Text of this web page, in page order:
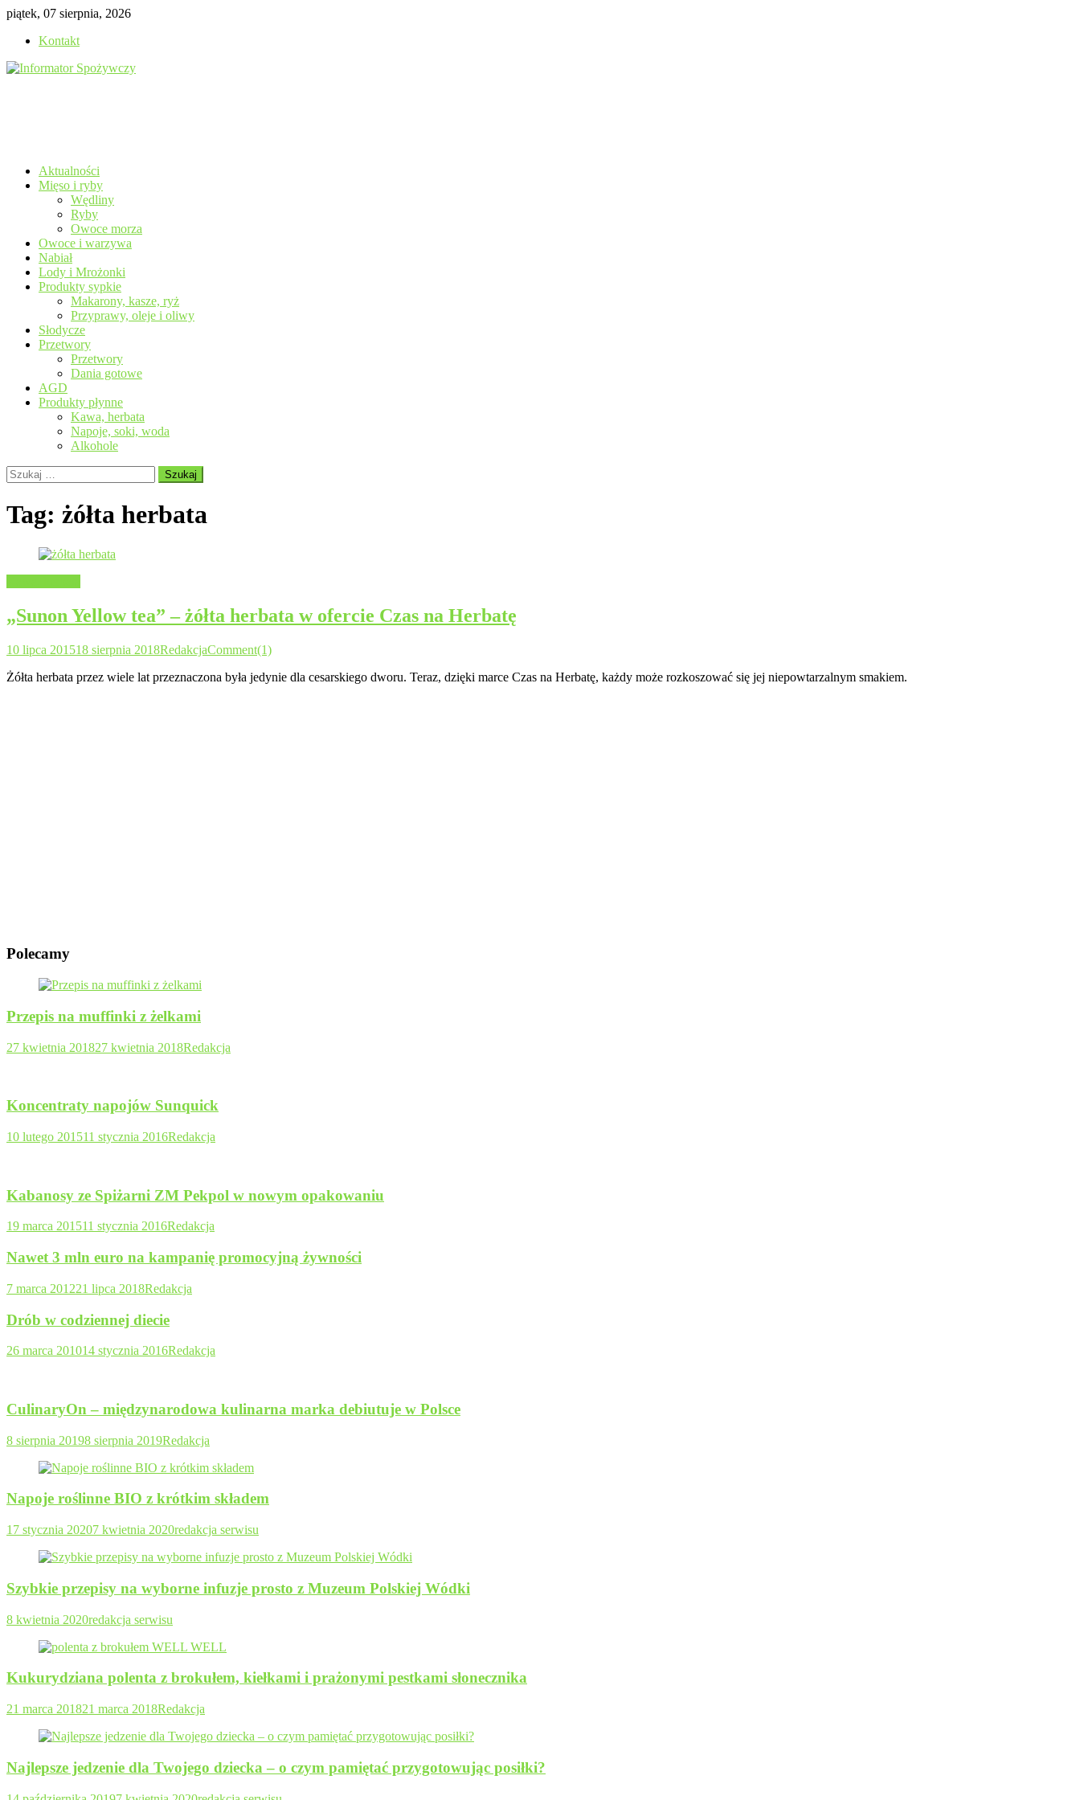
Skip
content
piątek, 07 sierpnia, 2026
Kontakt
Aktualności
Mięso i ryby
Wędliny
Ryby
Owoce morza
Owoce i warzywa
Nabiał
Lody i Mrożonki
Produkty sypkie
Makarony, kasze, ryż
Przyprawy, oleje i oliwy
Słodycze
Przetwory
Przetwory
Dania gotowe
AGD
Produkty płynne
Kawa, herbata
Napoje, soki, woda
Alkohole
Szukaj:
Tag: żółta herbata
„Sunon Yellow tea” – żółta herbata w ofercie Czas na Herbatę
10 lipca 201518 sierpnia 2018RedakcjaComment(1)
Żółta herbata przez wiele lat przeznaczona była jedynie dla cesarskiego dworu. Teraz, dzięki marce Czas na Herbatę, każdy może rozkoszować się jej niepowtarzalnym smakiem.
Polecamy
Przepis na muffinki z żelkami
27 kwietnia 201827 kwietnia 2018Redakcja
Koncentraty napojów Sunquick
10 lutego 201511 stycznia 2016Redakcja
Kabanosy ze Spiżarni ZM Pekpol w nowym opakowaniu
19 marca 201511 stycznia 2016Redakcja
Nawet 3 mln euro na kampanię promocyjną żywności
7 marca 201221 lipca 2018Redakcja
Drób w codziennej diecie
26 marca 201014 stycznia 2016Redakcja
CulinaryOn – międzynarodowa kulinarna marka debiutuje w Polsce
8 sierpnia 20198 sierpnia 2019Redakcja
Napoje roślinne BIO z krótkim składem
17 stycznia 20207 kwietnia 2020redakcja serwisu
Szybkie przepisy na wyborne infuzje prosto z Muzeum Polskiej Wódki
8 kwietnia 2020redakcja serwisu
Kukurydziana polenta z brokułem, kiełkami i prażonymi pestkami słonecznika
21 marca 201821 marca 2018Redakcja
Najlepsze jedzenie dla Twojego dziecka – o czym pamiętać przygotowując posiłki?